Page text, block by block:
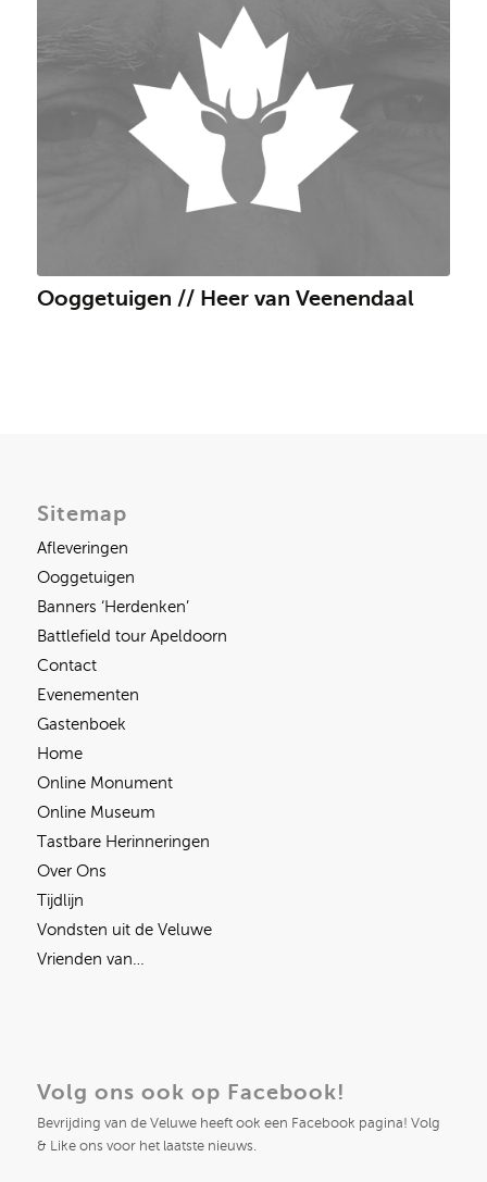
Ooggetuigen // Heer van Veenendaal
Sitemap
Afleveringen
Ooggetuigen
Banners ‘Herdenken’
Battlefield tour Apeldoorn
Contact
Evenementen
Gastenboek
Home
Online Monument
Online Museum
Tastbare Herinneringen
Over Ons
Tijdlijn
Vondsten uit de Veluwe
Vrienden van…
Volg ons ook op Facebook!
Bevrijding van de Veluwe heeft ook een Facebook pagina! Volg
& Like ons voor het laatste nieuws.